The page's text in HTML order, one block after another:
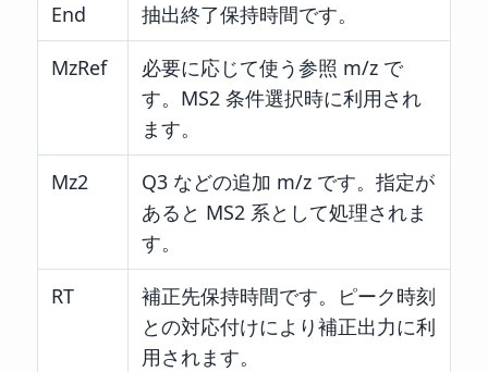
End 抽出終了保持時間です。
MzRef
必要に応じて使う参照 m/z で
す。MS2 条件選択時に利用され
ます。
Mz2
Q3 などの追加 m/z です。指定が
あると MS2 系として処理されま
す。
RT
補正先保持時間です。ピーク時刻
との対応付けにより補正出力に利
用されます。